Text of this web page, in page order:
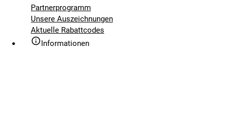
Partnerprogramm
Unsere Auszeichnungen
Aktuelle Rabattcodes
Informationen